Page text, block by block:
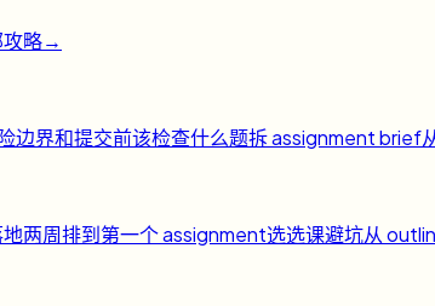
略→
边界和提交前该检查什么题拆 assignment brief
地两周排到第一个 assignment选选课避坑从